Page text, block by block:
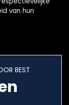
van hun
BEST